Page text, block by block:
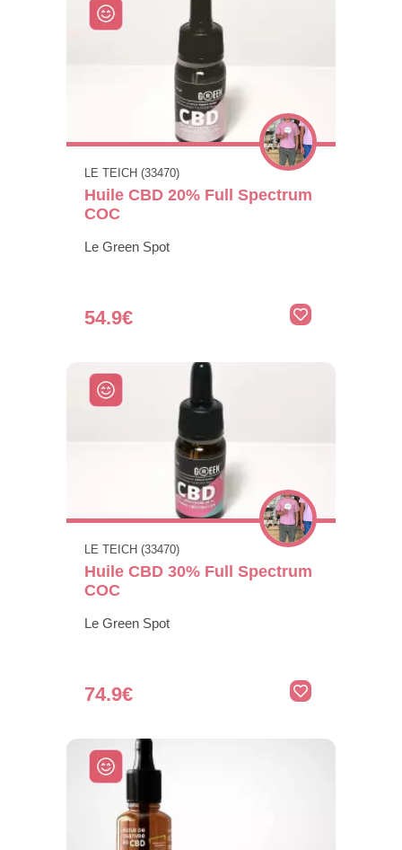
LE TEICH (33470)
Huile CBD 20% Full Spectrum
COC
Le Green Spot
54.9€
LE TEICH (33470)
Huile CBD 30% Full Spectrum
COC
Le Green Spot
74.9€